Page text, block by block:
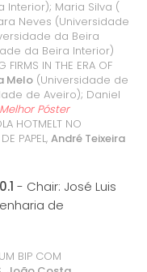
Interior); Maria Silva (
Neves (Universidade
da Beira
da Beira Interior)
FIRMS IN THE ERA OF
Melo (Universidade de
de Aveiro); Daniel
Melhor Póster
HOTMELT NO
PAPEL, André Teixeira
- Chair: José Luis
de
BIP COM